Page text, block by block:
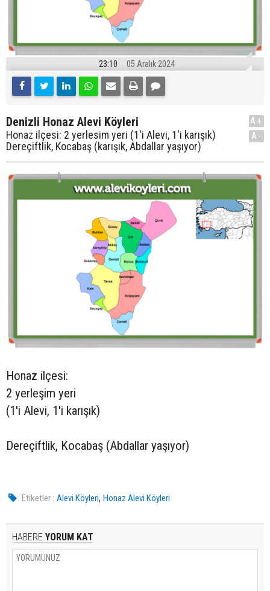
23:10 05 Aralık 2024
Denizli Honaz Alevi Köyleri
Honaz ilçesi: 2 yerlesim yeri (1'i Alevi, 1'i karışık)
Dereçiftlik, Kocabaş (karışık, Abdallar yaşıyor)
A+
A-
Honaz ilçesi:
2 yerleşim yeri
(1'i Alevi, 1'i karışık)
Dereçiftlik, Kocabaş (Abdallar yaşıyor)
Etiketler : Alevi Köyleri,Honaz Alevi Köyleri
HABERE YORUM KAT